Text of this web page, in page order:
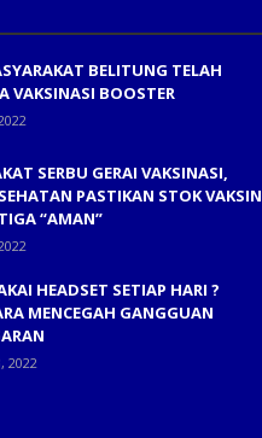
BELITUNG TELAH
VAKSINASI BOOSTER
SERBU GERAI VAKSINASI,
PASTIKAN STOK VAKSIN
“AMAN”
HEADSET SETIAP HARI ?
MENCEGAH GANGGUAN
2022